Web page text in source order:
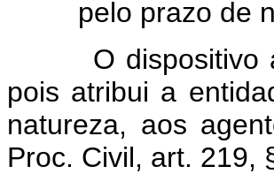
pelo prazo de
O dispositivo
pois atribui a
natureza, aos
Proc. Civil, art. 219,